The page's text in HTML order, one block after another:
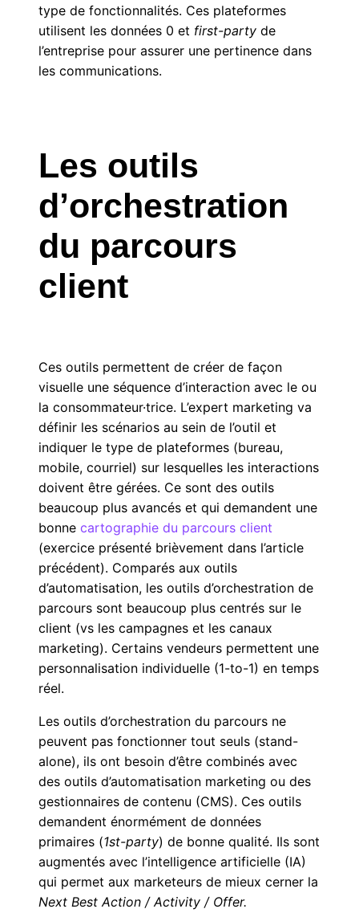
type de fonctionnalités. Ces plateformes
utilisent les données 0 et first-party de
l’entreprise pour assurer une pertinence dans
les communications.
Les outils
d’orchestration
du parcours
client
Ces outils permettent de créer de façon
visuelle une séquence d’interaction avec le ou
la consommateur·trice. L’expert marketing va
définir les scénarios au sein de l’outil et
indiquer le type de plateformes (bureau,
mobile, courriel) sur lesquelles les interactions
doivent être gérées. Ce sont des outils
beaucoup plus avancés et qui demandent une
bonne cartographie du parcours client
(exercice présenté brièvement dans l’article
précédent). Comparés aux outils
d’automatisation, les outils d’orchestration de
parcours sont beaucoup plus centrés sur le
client (vs les campagnes et les canaux
marketing). Certains vendeurs permettent une
personnalisation individuelle (1-to-1) en temps
réel.
Les outils d’orchestration du parcours ne
peuvent pas fonctionner tout seuls (stand-
alone), ils ont besoin d’être combinés avec
des outils d’automatisation marketing ou des
gestionnaires de contenu (CMS). Ces outils
demandent énormément de données
primaires (1st-party) de bonne qualité. Ils sont
augmentés avec l’intelligence artificielle (IA)
qui permet aux marketeurs de mieux cerner la
Next Best Action / Activity / Offer.